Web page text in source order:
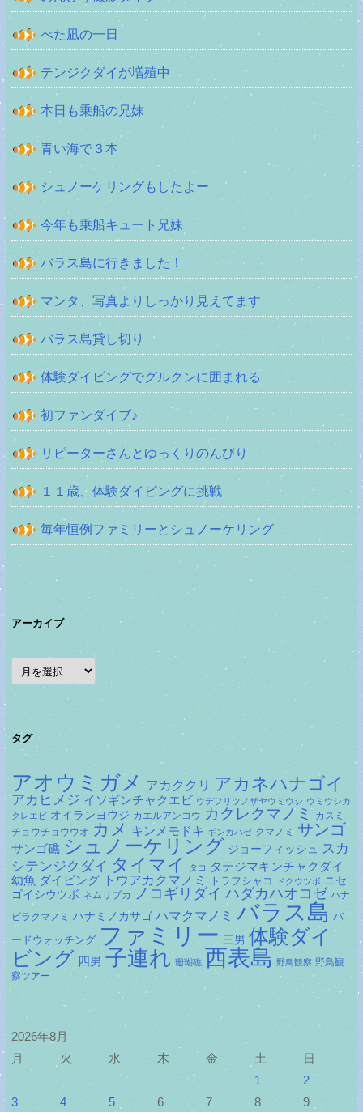
べた凪の一日
テンジクダイが増殖中
本日も乗船の兄妹
青い海で３本
シュノーケリングもしたよー
今年も乗船キュート兄妹
バラス島に行きました！
マンタ、写真よりしっかり見えてます
バラス島貸し切り
体験ダイビングでグルクンに囲まれる
初ファンダイブ♪
リピーターさんとゆっくりのんびり
１１歳、体験ダイビングに挑戦
毎年恒例ファミリーとシュノーケリング
アーカイブ
ア
ー
カ
タグ
アオウミガメ アカククリ アカネハナゴイ
アカヒメジ イソギンチャクエビ ウデフリツノザヤウミウシ ウミウシカ
クレエビ オイランヨウジ カエルアンコウ カクレクマノミ カスミ
チョウチョウウオ カメ キンメモドキ ギンガハゼ クマノミ サンゴ
サンゴ礁 シュノーケリング ジョーフィッシュ
スカ
シテンジクダイ タイマイ タコ
タテジマキンチャクダイ
幼魚 ダイビング トウアカクマノミ トラフシャコ ドクウツボ
ニセ
ゴイシウツボ ネムリブカ ノコギリダイ ハダカハオコゼ ハナ
ビラクマノミ ハナミノカサゴ ハマクマノミ バラス島 バ
ードウォッチング ファミリー 三男 体験ダイ
ビング 四男 子連れ 珊瑚礁 西表島 野鳥観察 野鳥観
察ツアー
2026年8月
月
火 水 木 金 土
日
1
2
3
4 5 6 7 8
9